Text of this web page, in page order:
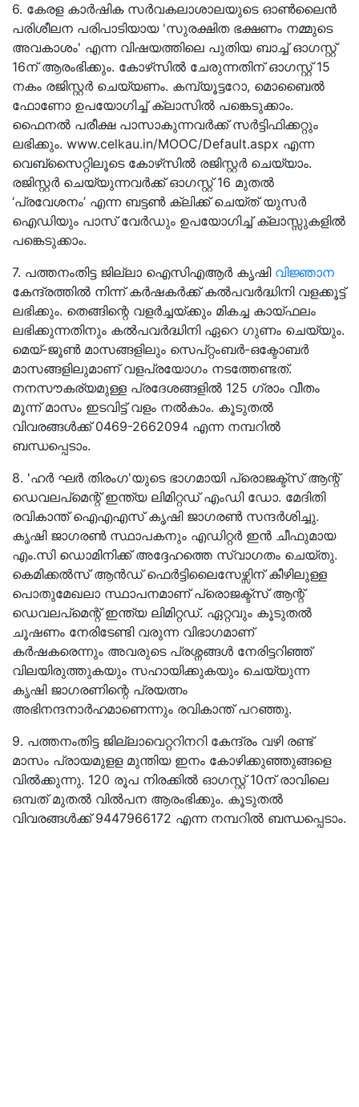
6. കേരള കാര്‍ഷിക സര്‍വകലാശാലയുടെ ഓൺലൈൻ
പരിശീലന പരിപാടിയായ 'സുരക്ഷിത ഭക്ഷണം നമ്മുടെ
അവകാശം' എന്ന വിഷയത്തിലെ പുതിയ ബാച്ച് ഓഗസ്റ്റ്
16ന് ആരംഭിക്കും. കോഴ്‌സില്‍ ചേരുന്നതിന് ഓഗസ്റ്റ് 15
നകം രജിസ്റ്റര്‍ ചെയ്യണം. കമ്പ്യൂട്ടറോ, മൊബൈല്‍
ഫോണോ ഉപയോഗിച്ച് ക്ലാസിൽ പങ്കെടുക്കാം.
ഫൈനല്‍ പരീക്ഷ പാസാകുന്നവർക്ക് സര്‍ട്ടിഫിക്കറ്റും
ലഭിക്കും. www.celkau.in/MOOC/Default.aspx എന്ന
വെബ്സൈറ്റിലൂടെ കോഴ്‌സില്‍ രജിസ്റ്റര്‍ ചെയ്യാം.
രജിസ്റ്റര്‍ ചെയ്യുന്നവർക്ക് ഓഗസ്റ്റ് 16 മുതല്‍
‘പ്രവേശനം’ എന്ന ബട്ടണ്‍ ക്ലിക്ക് ചെയ്ത് യുസര്‍
ഐഡിയും പാസ് വേർഡും ഉപയോഗിച്ച് ക്ലാസ്സുകളില്‍
പങ്കെടുക്കാം.
7. പത്തനംതിട്ട ജില്ലാ ഐസിഎആർ കൃഷി വിജ്ഞാന
കേന്ദ്രത്തിൽ നിന്ന് കർഷകർക്ക് കൽപവർദ്ധിനി വളക്കൂട്ട്
ലഭിക്കും. തെങ്ങിന്റെ വളർച്ചയ്ക്കും മികച്ച കായ്ഫലം
ലഭിക്കുന്നതിനും കല്‍പവര്‍ദ്ധിനി ഏറെ ഗുണം ചെയ്യും.
മെയ്-ജൂണ്‍ മാസങ്ങളിലും സെപ്റ്റംബര്‍-ഒക്ടോബര്‍
മാസങ്ങളിലുമാണ് വളപ്രയോഗം നടത്തേണ്ടത്.
നനസൗകര്യമുള്ള പ്രദേശങ്ങളില്‍ 125 ഗ്രാം വീതം
മൂന്ന് മാസം ഇടവിട്ട് വളം നല്‍കാം. കൂടുതൽ
വിവരങ്ങൾക്ക് 0469-2662094 എന്ന നമ്പറിൽ
ബന്ധപ്പെടാം.
8. 'ഹര്‍ ഘര്‍ തിരംഗ'യുടെ ഭാഗമായി പ്രൊജക്ട്സ് ആന്റ്
ഡെവലപ്മെന്റ് ഇന്ത്യ ലിമിറ്റഡ് എംഡി ഡോ. മേദിതി
രവികാന്ത് ഐഎഎസ് കൃഷി ജാഗരൺ സന്ദർശിച്ചു.
കൃഷി ജാഗരൺ സ്ഥാപകനും എഡിറ്റർ ഇൻ ചീഫുമായ
എം.സി ഡൊമിനിക്ക് അദ്ദേഹത്തെ സ്വാഗതം ചെയ്തു.
കെമിക്കൽസ് ആൻഡ് ഫെർട്ടിലൈസേഴ്സിന് കീഴിലുള്ള
പൊതുമേഖലാ സ്ഥാപനമാണ് പ്രൊജക്ട്സ് ആന്റ്
ഡെവലപ്മെന്റ് ഇന്ത്യ ലിമിറ്റഡ്. ഏറ്റവും കൂടുതൽ
ചൂഷണം നേരിടേണ്ടി വരുന്ന വിഭാഗമാണ്
കർഷകരെന്നും അവരുടെ പ്രശ്നങ്ങൾ നേരിട്ടറിഞ്ഞ്
വിലയിരുത്തുകയും സഹായിക്കുകയും ചെയ്യുന്ന
കൃഷി ജാഗരണിന്റെ പ്രയത്നം
അഭിനന്ദനാർഹമാണെന്നും രവികാന്ത് പറഞ്ഞു.
9. പത്തനംതിട്ട ജില്ലാവെറ്ററിനറി കേന്ദ്രം വഴി രണ്ട്
മാസം പ്രായമുളള മുന്തിയ ഇനം കോഴിക്കുഞ്ഞുങ്ങളെ
വിൽക്കുന്നു. 120 രൂപ നിരക്കില്‍ ഓഗസ്റ്റ് 10ന് രാവിലെ
ഒമ്പത് മുതൽ വിൽപന ആരംഭിക്കും. കൂടുതൽ
വിവരങ്ങൾക്ക് 9447966172 എന്ന നമ്പറിൽ ബന്ധപ്പെടാം.